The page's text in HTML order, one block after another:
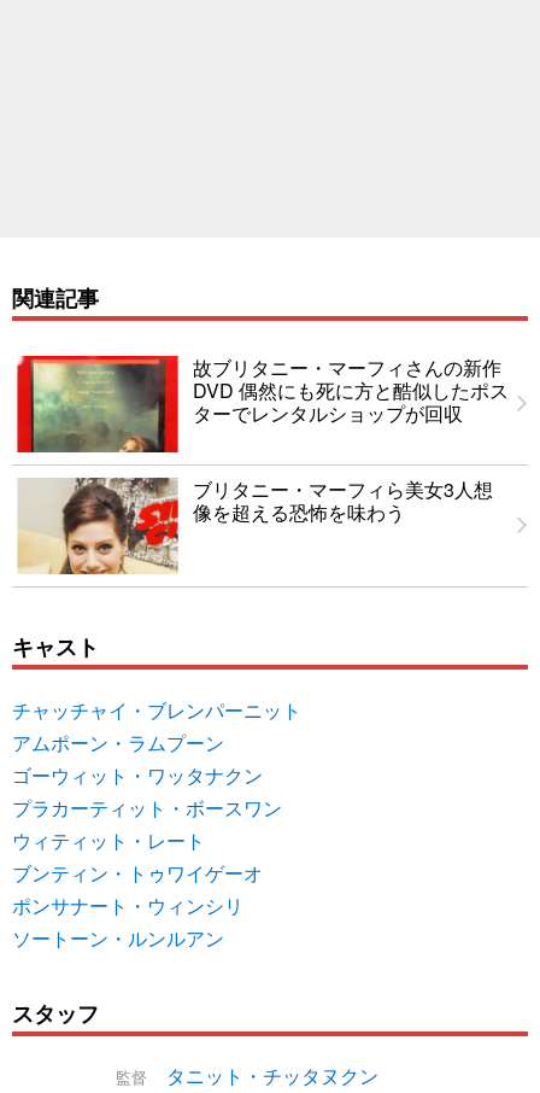
関連記事
故ブリタニー・マーフィさんの新作
DVD 偶然にも死に方と酷似したポス
ターでレンタルショップが回収
ブリタニー・マーフィら美女3人想
像を超える恐怖を味わう
キャスト
チャッチャイ・ブレンパーニット
アムポーン・ラムプーン
ゴーウィット・ワッタナクン
プラカーティット・ボースワン
ウィティット・レート
ブンティン・トゥワイゲーオ
ポンサナート・ウィンシリ
ソートーン・ルンルアン
スタッフ
監督 タニット・チッタヌクン